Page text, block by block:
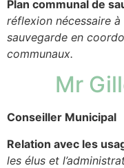
Plan communal de
réflexion nécessaire
sauvegarde en
communaux.
Mr
Conseiller Municipal
Relation avec les
les élus et